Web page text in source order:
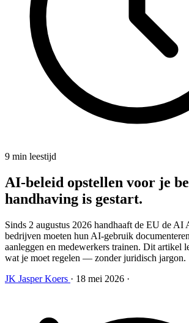
9 min leestijd
AI-beleid opstellen voor je
handhaving is gestart.
Sinds 2 augustus 2026 handhaaft de EU de
bedrijven moeten hun AI-gebruik
aanleggen en medewerkers trainen. Dit artikel
wat je moet regelen — zonder juridisch jargon.
JK Jasper Koers · 18 mei 2026 ·